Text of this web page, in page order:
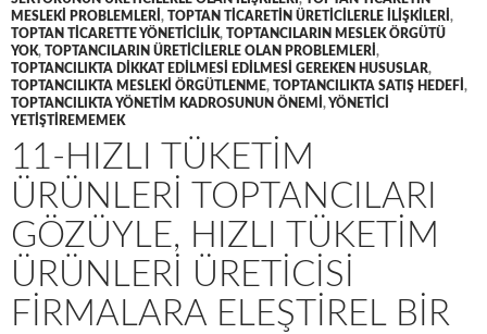
MESLEKI PROBLEMLERI , TOPTAN TICARETIN ÜRETICILERLE ILIŞKILERI ,
TOPTAN TICARETTE YÖNETICILIK, TOPTANCILARIN MESLEK ÖRGÜTÜ
YOK, TOPTANCILARIN ÜRETICILERLE OLAN PROBLEMLERI ,
TOPTANCILIKTA DIKKAT EDILMESI EDILMESI GEREKEN HUSUSLAR,
TOPTANCILIKTA MESLEKI ÖRGÜTLENME, TOPTANCILIKTA SATIŞ HEDEFI ,
TOPTANCILIKTA YÖNETIM KADROSUNUN ÖNEMI ,YÖNETICI
YETIŞTIREMEMEK
11-HIZLI TÜKETIM
ÜRÜNLERI TOPTANCILARI
GÖZÜYLE, HIZLI TÜKETIM
ÜRÜNLERI ÜRETICISI
FIRMALARA ELEŞTIREL BIR